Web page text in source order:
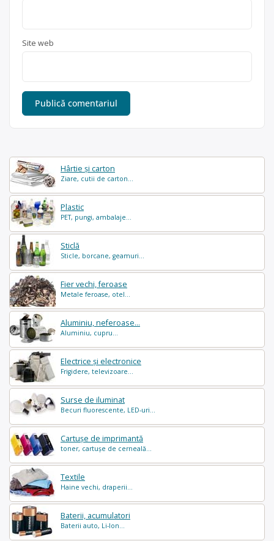
Hârtie și carton
Ziare, cutii de carton...
Plastic
PET, pungi, ambalaje...
Sticlă
Sticle, borcane, geamuri...
Fier vechi, feroase
Metale feroase, otel...
Aluminiu, neferoase...
Aluminiu, cupru...
Electrice și electronice
Frigidere, televizoare...
Surse de iluminat
Becuri fluorescente, LED-uri...
Cartușe de imprimantă
toner, cartușe de cerneală...
Textile
Haine vechi, draperii...
Baterii, acumulatori
Baterii auto, Li-Ion...
Site web